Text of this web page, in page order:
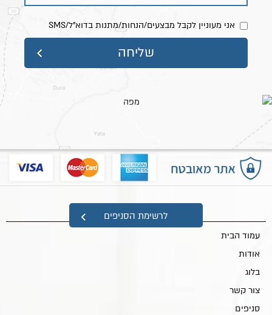
אני מעוניין לקבל מבצעים/הנחות/מתנות בדוא"ל/SMS
לרשימת הסניפים
מפת אתר
עמוד הבית
אודות
בלוג
צור קשר
סניפים